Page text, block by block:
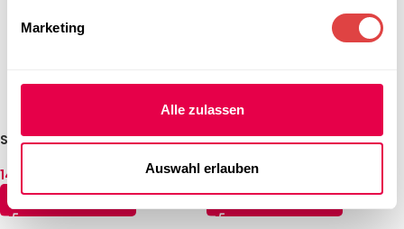
Marketing
Alle zulassen
Auswahl erlauben
Stehtisch Amsterdam – Weiß
142,74
IN DEN WARENKORB
Stehtisch Paris – Schwarz (Ø
154,64€
IN DEN WARENKORB